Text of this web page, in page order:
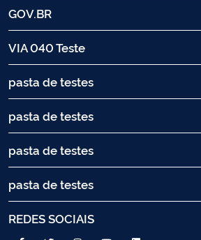
GOV.BR
VIA 040 Teste
pasta de testes
pasta de testes
pasta de testes
pasta de testes
REDES SOCIAIS